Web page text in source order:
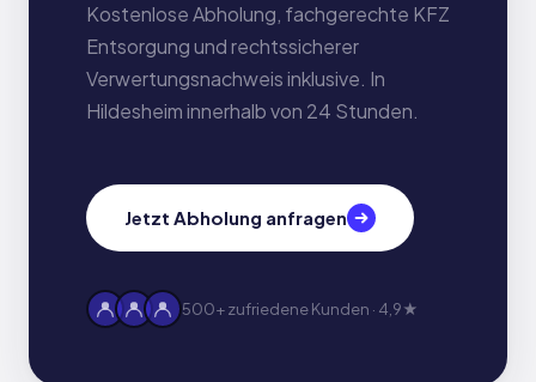
Kostenlose Abholung, fachgerechte KFZ
Entsorgung und rechtssicherer
Verwertungsnachweis inklusive. In
Hildesheim innerhalb von 24 Stunden.
Jetzt Abholung anfragen
500+ zufriedene Kunden · 4,9★